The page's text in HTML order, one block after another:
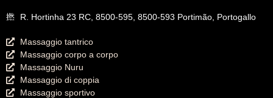
R. Hortinha 23 RC, 8500-595, 8500-593 Portimão, Portogallo
Massaggio tantrico
Massaggio corpo a corpo
Massaggio Nuru
Massaggio di coppia
Massaggio sportivo